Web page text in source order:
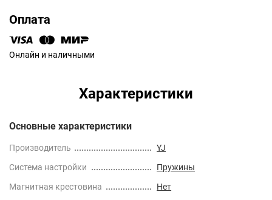
Оплата
Онлайн и наличными
Характеристики
Основные характеристики
Производитель
YJ
Cистема настройки
Пружины
Магнитная крестовина
Нет